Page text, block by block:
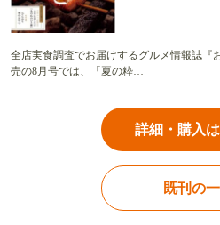
全店実食調査でお届けするグルメ情報誌『
売の8月号では、「夏の粋…
詳細・購入
既刊の